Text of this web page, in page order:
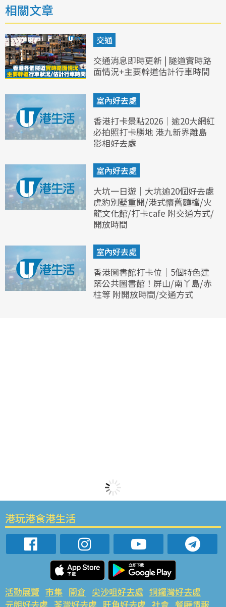
相關文章
交通
交通消息即時更新 | 隧道實時路
面情況+主要幹道估計行車時間
室內好去處
香港打卡景點2026｜逾20大網紅
必拍照打卡勝地 港九新界離島
影相好去處
室內好去處
大坑一日遊｜大坑逾20個好去處
虎豹別墅重開/港式懷舊麵檔/火
龍文化館/打卡cafe 附交通方式/
開放時間
室內好去處
香港圖書館打卡位｜5個特色建
築公共圖書館！屏山/南丫島/赤
柱等 附開放時間/交通方式
港玩港食港生活
活動展覽 市集 開倉 尖沙咀好去處 銅鑼灣好去處
元朗好去處 荃灣好去處 旺角好去處 社會 餐廳情報